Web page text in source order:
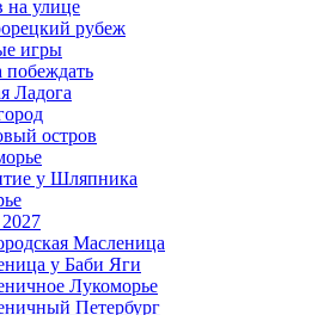
на улице
рубеж
игры
побеждать
Ладога
остров
у Шляпника
Масленица
у Баби Яги
Лукоморье
Петербург